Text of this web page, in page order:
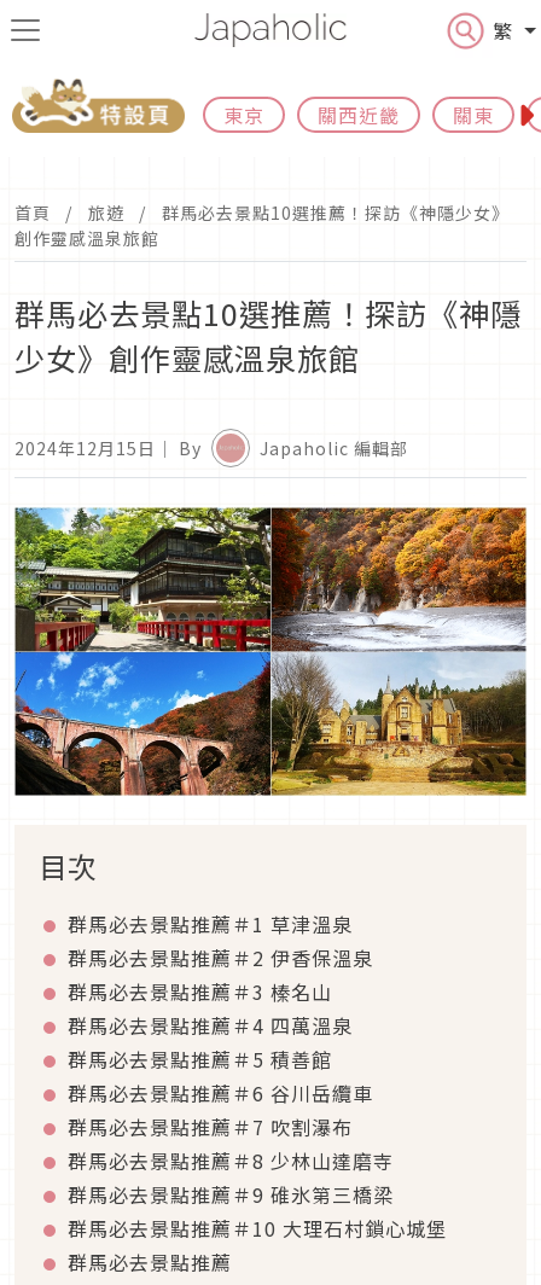
繁
東京 關西近畿 關東
首頁 旅遊
群馬必去景點10選推薦！探訪《神隱少女》
創作靈感溫泉旅館
群馬必去景點10選推薦！探訪《神隱
少女》創作靈感溫泉旅館
2024年12月15日 ｜ By Japaholic 編輯部
目次
群馬必去景點推薦＃1 草津溫泉
群馬必去景點推薦＃2 伊香保溫泉
群馬必去景點推薦＃3 榛名山
群馬必去景點推薦＃4 四萬溫泉
群馬必去景點推薦＃5 積善館
群馬必去景點推薦＃6 谷川岳纜車
群馬必去景點推薦＃7 吹割瀑布
群馬必去景點推薦＃8 少林山達磨寺
群馬必去景點推薦＃9 碓氷第三橋梁
群馬必去景點推薦＃10 大理石村鎖心城堡
群馬必去景點推薦